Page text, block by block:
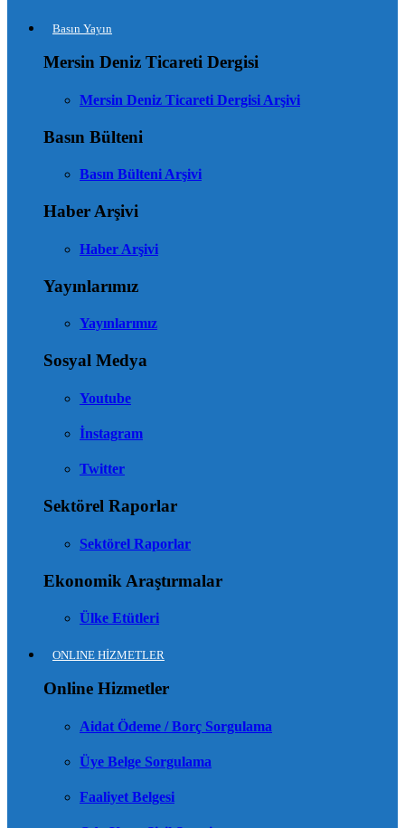
Basın Yayın
Mersin Deniz Ticareti Dergisi
Mersin Deniz Ticareti Dergisi Arşivi
Basın Bülteni
Basın Bülteni Arşivi
Haber Arşivi
Haber Arşivi
Yayınlarımız
Yayınlarımız
Sosyal Medya
Youtube
İnstagram
Twitter
Sektörel Raporlar
Sektörel Raporlar
Ekonomik Araştırmalar
Ülke Etütleri
ONLINE HİZMETLER
Online Hizmetler
Aidat Ödeme / Borç Sorgulama
Üye Belge Sorgulama
Faaliyet Belgesi